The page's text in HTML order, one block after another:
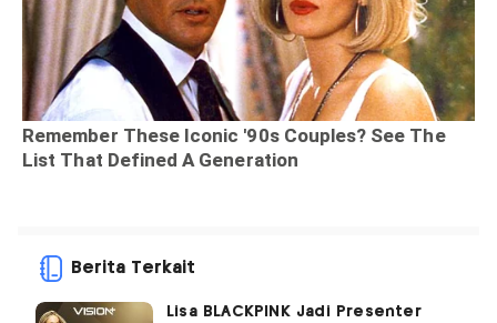
Berita Terkait
Lisa BLACKPINK Jadi Presenter